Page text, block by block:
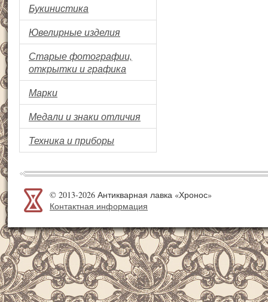
Букинистика
Ювелирные изделия
Старые фотографии,
открытки и графика
Марки
Медали и знаки отличия
Техника и приборы
© 2013-2026 Антикварная лавка «Хронос»
Контактная информация